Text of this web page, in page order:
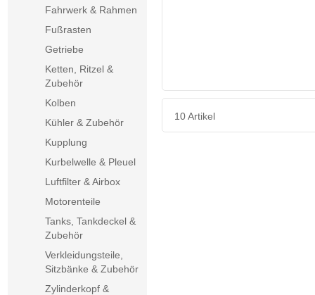
10 Artikel
Fahrwerk & Rahmen
Fußrasten
Getriebe
Ketten, Ritzel &
Zubehör
Kolben
Kühler & Zubehör
Kupplung
Kurbelwelle & Pleuel
Luftfilter & Airbox
Motorenteile
Tanks, Tankdeckel &
Zubehör
Verkleidungsteile,
Sitzbänke & Zubehör
Zylinderkopf &